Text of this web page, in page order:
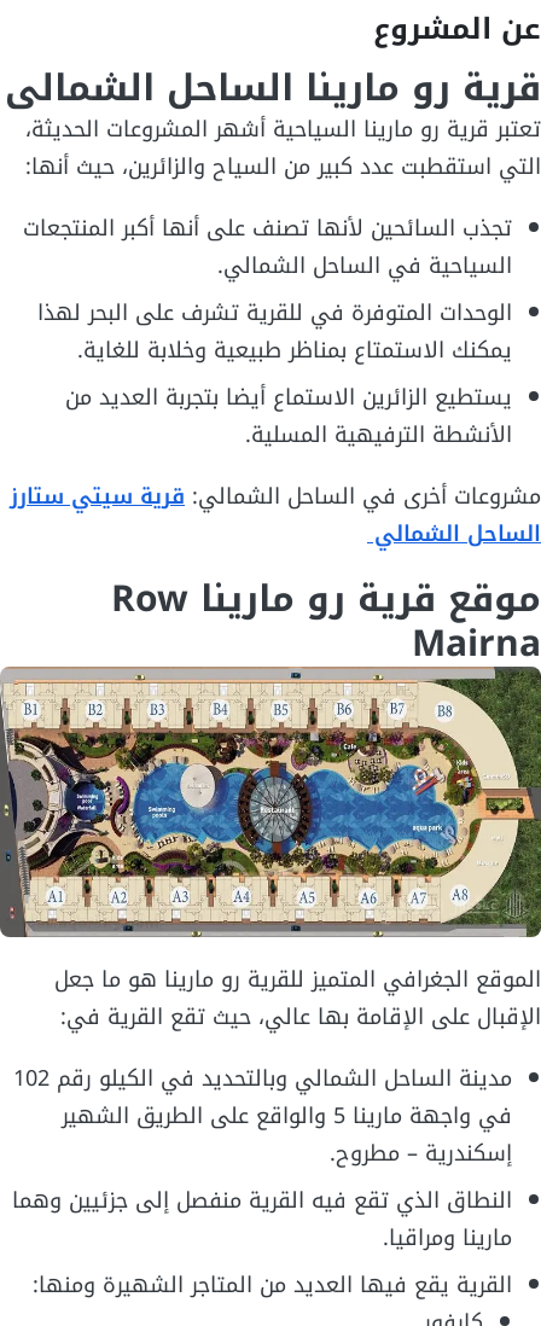
عن المشروع
قرية رو مارينا الساحل الشمالى
تعتبر قرية رو مارينا السياحية أشهر المشروعات الحديثة،
التي استقطبت عدد كبير من السياح والزائرين، حيث أنها:
تجذب السائحين لأنها تصنف على أنها أكبر المنتجعات
السياحية في الساحل الشمالي.
الوحدات المتوفرة في للقرية تشرف على البحر لهذا
يمكنك الاستمتاع بمناظر طبيعية وخلابة للغاية.
يستطيع الزائرين الاستماع أيضا بتجربة العديد من
الأنشطة الترفيهية المسلية.
مشروعات أخرى في الساحل الشمالي: قرية سيتي ستارز
الساحل الشمالي
موقع قرية رو مارينا Row
Mairna
الموقع الجغرافي المتميز للقرية رو مارينا هو ما جعل
الإقبال على الإقامة بها عالي، حيث تقع القرية في:
مدينة الساحل الشمالي وبالتحديد في الكيلو رقم 102
في واجهة مارينا 5 والواقع على الطريق الشهير
إسكندرية – مطروح.
النطاق الذي تقع فيه القرية منفصل إلى جزئيين وهما
مارينا ومراقيا.
القرية يقع فيها العديد من المتاجر الشهيرة ومنها: